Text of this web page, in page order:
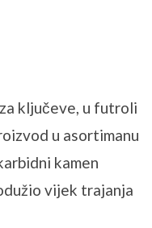
ključeve, u futroli
u asortimanu
kamen
vijek trajanja